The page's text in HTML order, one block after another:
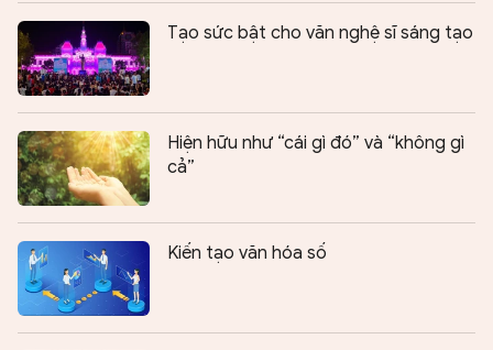
Tạo sức bật cho văn nghệ sĩ sáng tạo
Hiện hữu như “cái gì đó” và “không gì
cả”
Kiến tạo văn hóa số